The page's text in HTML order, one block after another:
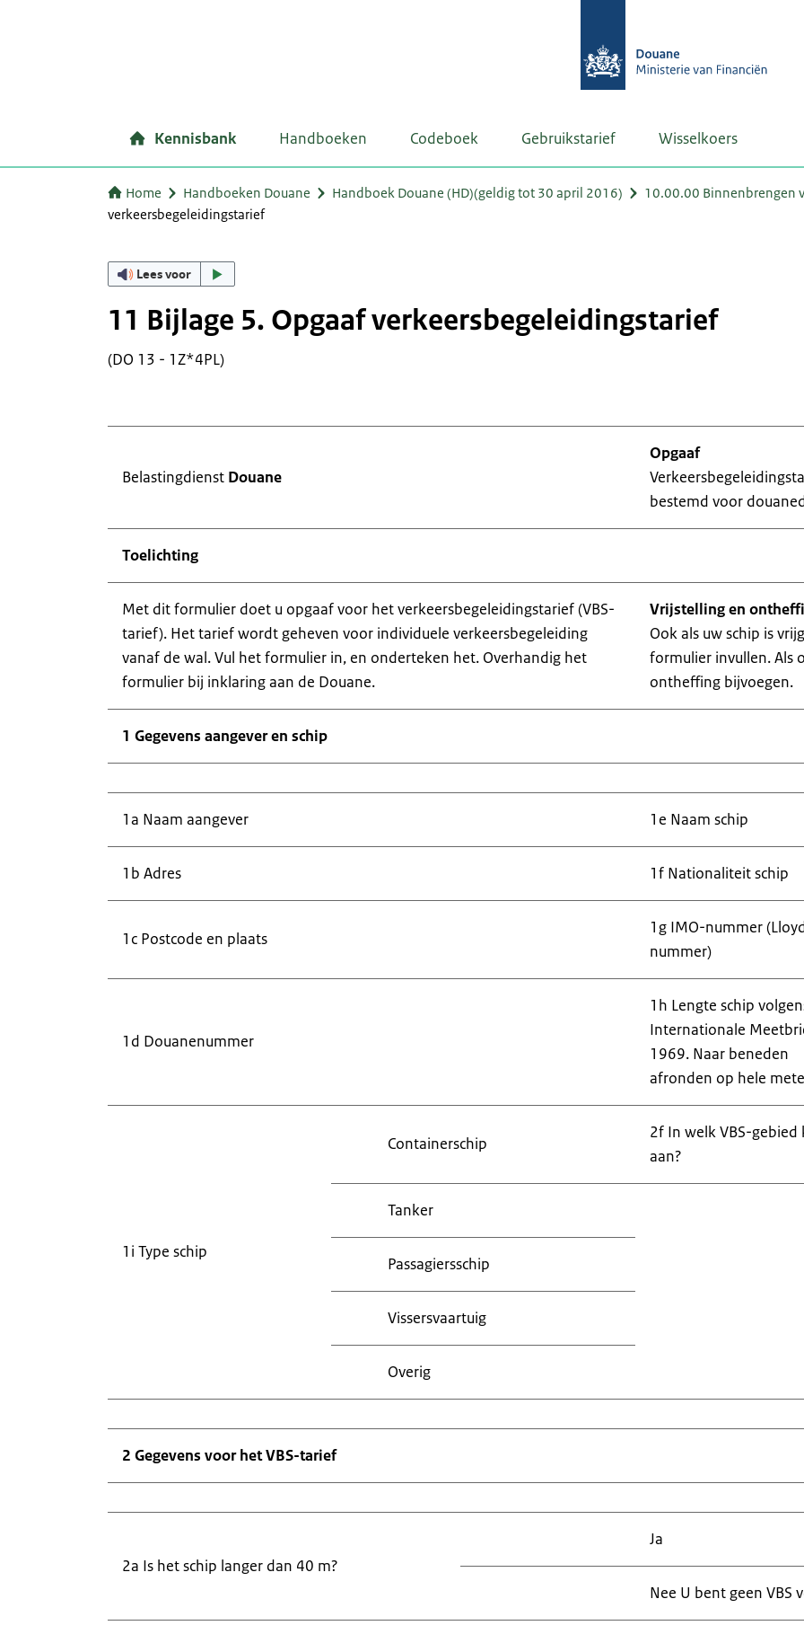
Kennisbank Handboeken Codeboek Gebruikstarief Wisselkoers
Home Handboeken Douane Handboek Douane (HD)(geldig tot 30 april 2016) 10.00.00 Binnenbrengen
verkeersbegeleidingstarief
Lees voor
11 Bijlage 5. Opgaaf verkeersbegeleidingstarief
(DO 13 - 1Z*4PL)
Belastingdienst Douane
Opgaaf
bestemd voor
Toelichting
Met dit formulier doet u opgaaf voor het verkeersbegeleidingstarief (VBS-
tarief). Het tarief wordt geheven voor individuele verkeersbegeleiding
vanaf de wal. Vul het formulier in, en onderteken het. Overhandig het
formulier bij inklaring aan de Douane.
Vrijstelling en
Ook als uw schip is
formulier invullen. Als
ontheffing bijvoegen.
1 Gegevens aangever en schip
1a Naam aangever 1e Naam schip
1b Adres 1f Nationaliteit schip
1c Postcode en plaats
1g IMO-nummer
nummer)
1d Douanenummer
1h Lengte schip
Internationale
1969. Naar beneden
afronden op hele
1i Type schip
Containerschip
2f In welk VBS-gebied
aan?
Tanker
Passagiersschip
Vissersvaartuig
Overig
2 Gegevens voor het VBS-tarief
2a Is het schip langer dan 40 m?
Ja
Nee U bent geen VBS